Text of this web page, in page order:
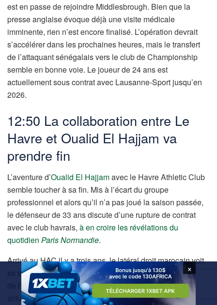
est en passe de rejoindre Middlesbrough. Bien que la
presse anglaise évoque déjà une visite médicale
imminente, rien n’est encore finalisé. L’opération devrait
s’accélérer dans les prochaines heures, mais le transfert
de l’attaquant sénégalais vers le club de Championship
semble en bonne voie. Le joueur de 24 ans est
actuellement sous contrat avec Lausanne-Sport jusqu’en
2026.
12:50 La collaboration entre Le
Havre et Oualid El Hajjam va
prendre fin
L’aventure d’Oualid El Hajjamavec le Havre Athletic Club
semble toucher à sa fin. Mis à l’écart du groupe
professionnel et alors qu’il n’a pas joué la saison passée,
le défenseur de 33 ans discute d’une rupture de contrat
avec le club havrais, à en croire les révélations du
quotidien Paris Normandie.
Arrivé au HAC il y a trois ans, le latéral droit marocain voit
sa situation s’envenimer, car il ne fait plus partie des plans
de l’entraîneur Didier Digard. A noter que son contrat
actuel arrive à expiration l’été prochain.
×